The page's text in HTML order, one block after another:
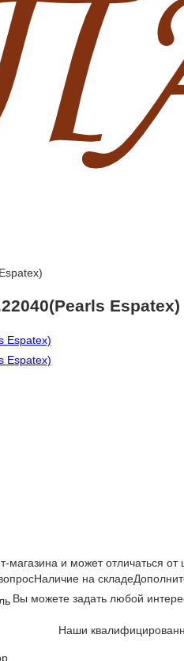
Espatex)
магазина и может отличаться
Наличие на складе
Вы можете задать любой
Наши